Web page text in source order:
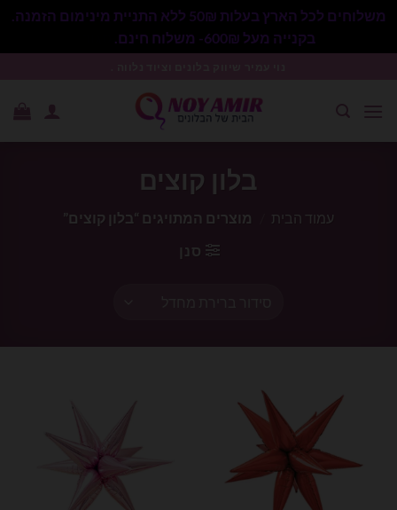
משלוחים לכל הארץ בעלות 50₪ ללא התניית מינימום הזמנה.
בקנייה מעל 600₪- משלוח חינם.
בלון קוצים
עמוד הבית
מוצרים המתויגים “בלון קוצים”
סנן